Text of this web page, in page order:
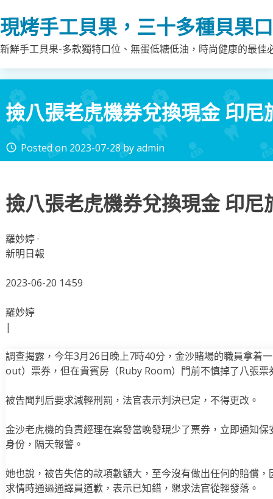
to
content
現烤手工貝果，三十多種貝果
新鮮手工貝果-多款獨特口位、無蛋低糖低油，時尚健康的最
撿八張老虎機券兌換現金 印尼
access_time Posted on 2023-07-28byadmin
撿八張老虎機券兌換現金 印尼
羅妙婷 ·
新明日報
2023-06-20 14:59
羅妙婷
|
調查揭露，今年3月26日晚上7時40分，金沙賭場的職員拿着
out）票券，但在貴賓房（Ruby Room）門前不慎掉了八張票
被告聞判后要求減輕刑罰，法官表示判決已定，不得更改。
金沙老虎機的負責經理在案發當晚發現少了票券，立即通知
身份，隔天報警。
她也說，被告失信的款項數額大，至今沒有做出任何的賠償
求情時通過通譯員道歉，表示已知錯，懇求法官從輕發落。